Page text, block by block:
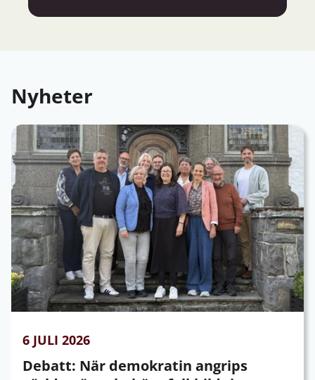
Nyheter
6 JULI 2026
Debatt: När demokratin angrips